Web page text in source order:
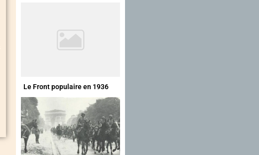
Le Front populaire en 1936